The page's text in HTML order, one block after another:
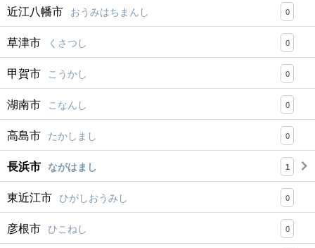
近江八幡市 おうみはちまんし 0
草津市 くさつし 0
甲賀市 こうかし 0
湖南市 こなんし 0
高島市 たかしまし 0
長浜市 ながはまし 1
東近江市 ひがしおうみし 0
彦根市 ひこねし 0